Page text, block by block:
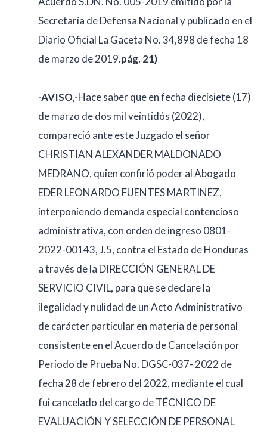
Secretaría de Defensa Nacional y publicado en el
Diario Oficial La Gaceta No. 34,898 de fecha 18
de marzo de 2019.pág. 21)
-AVISO,-Hace saber que en fecha diecisiete (17)
de marzo de dos mil veintidós (2022),
compareció ante este Juzgado el señor
CHRISTIAN ALEXANDER MALDONADO
MEDRANO, quien confirió poder al Abogado
EDER LEONARDO FUENTES MARTINEZ,
interponiendo demanda especial contencioso
administrativa, con orden de ingreso 0801-
2022-00143, J.5, contra el Estado de Honduras
a través de la DIRECCIÓN GENERAL DE
SERVICIO CIVIL, para que se declare la
ilegalidad y nulidad de un Acto Administrativo
de carácter particular en materia de personal
consistente en el Acuerdo de Cancelación por
Periodo de Prueba No. DGSC-037- 2022 de
fecha 28 de febrero del 2022, mediante el cual
fui cancelado del cargo de TÉCNICO DE
EVALUACIÓN Y SELECCIÓN DE PERSONAL